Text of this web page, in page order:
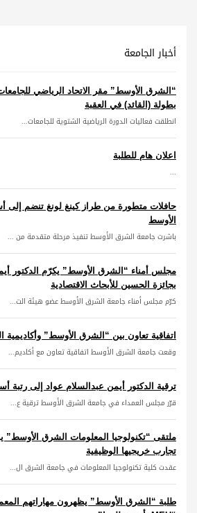
أخبار الجامعة
“الشرق الأوسط” مقر الاتحاد الرياضي للجامعات
بطولة (القائد) في العقبة
انطلقت فعاليات الدورة الرياضية الشتوية للجامعات...
اعلان هام للطلبة
...
حافلات متطورة من طراز كينغ لونغ تنضم
الأوسط
باشرت جامعة الشرق الأوسط تنفيذ مرحلة متقدمة من ...
مجلس أمناء “الشرق الأوسط” يكرّم الدكتور
بجائزة الحسين للأبحاث الاقتصادية
كرّم مجلس أمناء جامعة الشرق الأوسط عضو هيئة الت...
اتفاقية تعاون بين “الشرق الأوسط” وأكاديمية
وقعت جامعة الشرق الأوسط اتفاقية تعاون مع أكاديم...
ترقية الدكتور أيمن عبدالسلام عواد إلى رتبة
قرّر مجلس العمداء في جامعة الشرق الأوسط ترقية ع...
ملتقى “تكنولوجيا المعلومات الشرق
تجارب خريجيها الوظيفية
عقدت كلية تكنولوجيا المعلومات في جامعة الشرق ال...
طلبة “الشرق الأوسط” يظهرون مهاراتهم